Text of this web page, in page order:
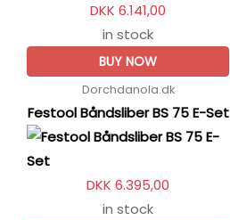
DKK 6.141,00
in stock
BUY NOW
Dorchdanola.dk
Festool Båndsliber BS 75 E-Set
DKK 6.395,00
in stock